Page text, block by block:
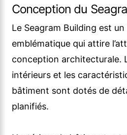
Conception du
Le Seagram Building est
emblématique qui attire
conception architecturale.
intérieurs et les
bâtiment sont dotés de
planifiés.